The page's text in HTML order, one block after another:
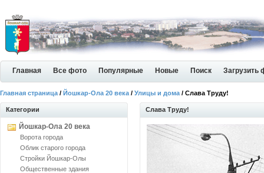
Главная Все фото Популярные Новые Поиск Загрузить
Главная страница / Йошкар-Ола 20 века / Улицы и дома / Слава Труду!
Категории
Йошкар-Ола 20 века
Ворота города
Облик старого города
Стройки Йошкар-Олы
Общественные здания
Слава Труду!